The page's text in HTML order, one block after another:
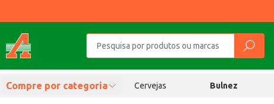
Compre por categoria Cervejas Bulnez